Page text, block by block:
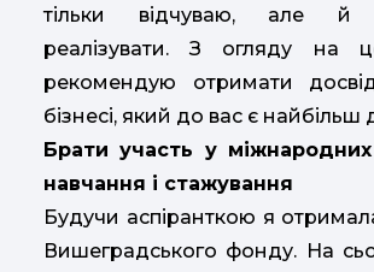
тільки відчуваю, але й
реалізувати. З огляду на
рекомендую отримати
бізнесі, який до вас є
Брати участь у
навчання і стажування
Будучи аспіранткою я
Вишеградського фонду. На